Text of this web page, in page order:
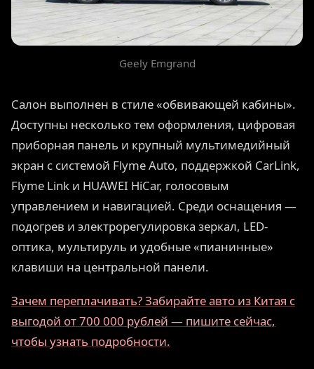
Geely Emgrand
Салон выполнен в стиле «обвивающей кабины».
Доступны несколько тем оформления, цифровая
приборная панель и крупный мультимедийный
экран с системой Flyme Auto, поддержкой CarLink,
Flyme Link и HUAWEI HiCar, голосовым
управлением и навигацией. Среди оснащения —
подогрев и электрорегулировка зеркал, LED-
оптика, мультируль и удобные «пианинные»
клавиши на центральной панели.
Зачем переплачивать? Забирайте авто из Китая с
выгодой от 700 000 рублей — пишите сейчас,
чтобы узнать подробности.